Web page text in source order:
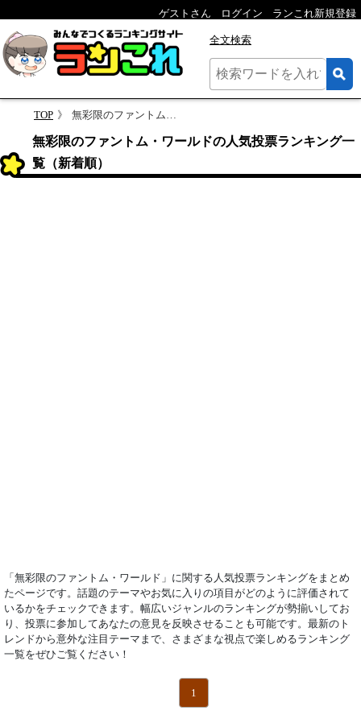
ゲストさん ログイン ランこれ新規登録
全文検索
TOP 無彩限のファントム・ワールドのランキング
無彩限のファントム・ワールドの人気投票ランキング一
覧（新着順）
「無彩限のファントム・ワールド」に関する人気投票ランキングをまとめ
たページです。話題のテーマやお気に入りの項目がどのように評価されて
いるかをチェックできます。幅広いジャンルのランキングが勢揃いしてお
り、投票に参加してあなたの意見を反映させることも可能です。最新のト
レンドから意外な注目テーマまで、さまざまな視点で楽しめるランキング
一覧をぜひご覧ください！
1